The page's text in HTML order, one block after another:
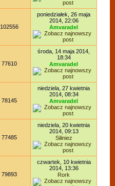
102556
poniedziałek, 26 maja
2014, 22:06
Amvaradel
77610
środa, 14 maja 2014,
18:34
Amvaradel
78145
niedziela, 27 kwietnia
2014, 08:34
Amvaradel
77485
niedziela, 20 kwietnia
2014, 09:13
Siliniez
79893
czwartek, 10 kwietnia
2014, 13:36
Rork